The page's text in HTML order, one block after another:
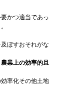
かつ適当であっ
ぼすおそれがな
業上の効率的且
率化その他土地